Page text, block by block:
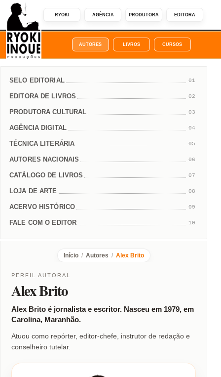
RYOKI AGÊNCIA PRODUTORA EDITORA
AUTORES LIVROS CURSOS
SELO EDITORIAL 01
EDITORA DE LIVROS 02
PRODUTORA CULTURAL 03
AGÊNCIA DIGITAL 04
TÉCNICA LITERÁRIA 05
AUTORES NACIONAIS 06
CATÁLOGO DE LIVROS 07
LOJA DE ARTE 08
ACERVO HISTÓRICO 09
FALE COM O EDITOR 10
Início / Autores / Alex Brito
PERFIL AUTORAL
Alex Brito
Alex Brito é jornalista e escritor. Nasceu em 1979, em
Carolina, Maranhão.
Atuou como repórter, editor-chefe, instrutor de redação e
conselheiro tutelar.